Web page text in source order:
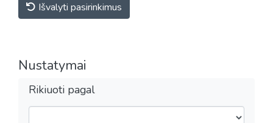
Išvalyti pasirinkimus
Nustatymai
Rikiuoti pagal